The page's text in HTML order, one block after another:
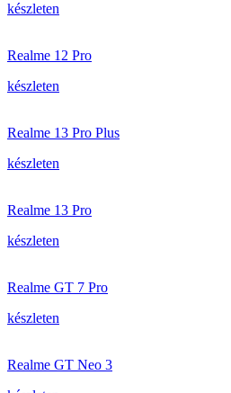
készleten
Realme 12 Pro
készleten
Realme 13 Pro Plus
készleten
Realme 13 Pro
készleten
Realme GT 7 Pro
készleten
Realme GT Neo 3